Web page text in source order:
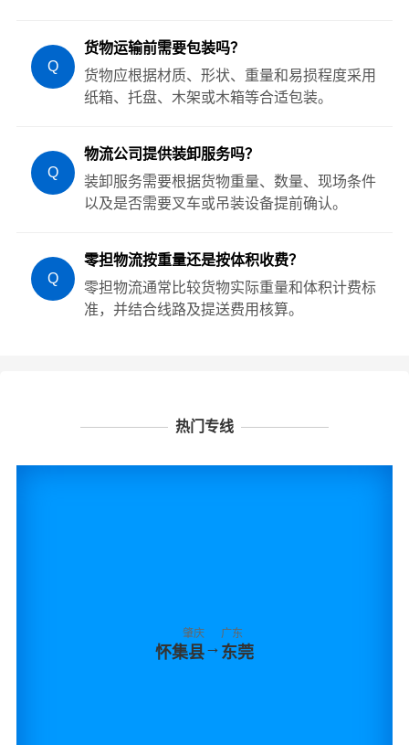
Q
货物运输前需要包装吗？
货物应根据材质、形状、重量和易损程度采用
纸箱、托盘、木架或木箱等合适包装。
Q
物流公司提供装卸服务吗？
装卸服务需要根据货物重量、数量、现场条件
以及是否需要叉车或吊装设备提前确认。
Q
零担物流按重量还是按体积收费？
零担物流通常比较货物实际重量和体积计费标
准，并结合线路及提送费用核算。
热门专线
肇庆
怀集县→
广东
东莞